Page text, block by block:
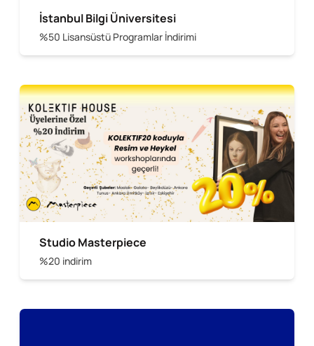
İstanbul Bilgi Üniversitesi
%50 Lisansüstü Programlar İndirimi
Studio Masterpiece
%20 indirim